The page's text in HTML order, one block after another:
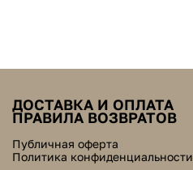
ДОСТАВКА И ОПЛАТА
ПРАВИЛА ВОЗВРАТОВ
Публичная оферта
Политика конфиденциальности